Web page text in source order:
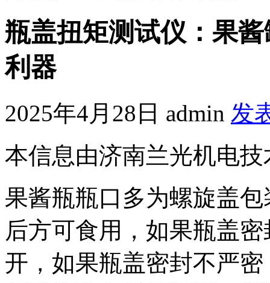
瓶盖扭矩测试仪：果
利器
2025年4月28日 admin 发
本信息由济南兰光机电
果酱瓶瓶口多为螺旋盖
后方可食用，如果瓶盖
开，如果瓶盖密封不严